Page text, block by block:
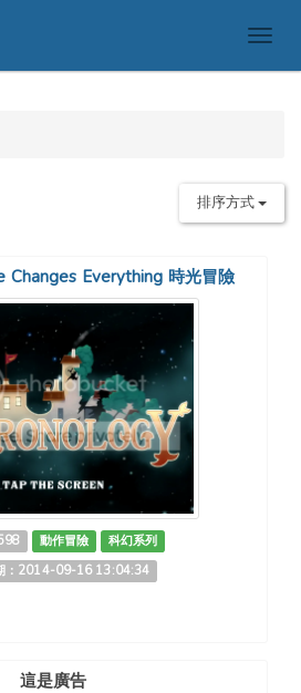
排序方式
Changes Everything 時光冒險
動作冒險
科幻系列
：2014-09-16 13:04:34
這是廣告